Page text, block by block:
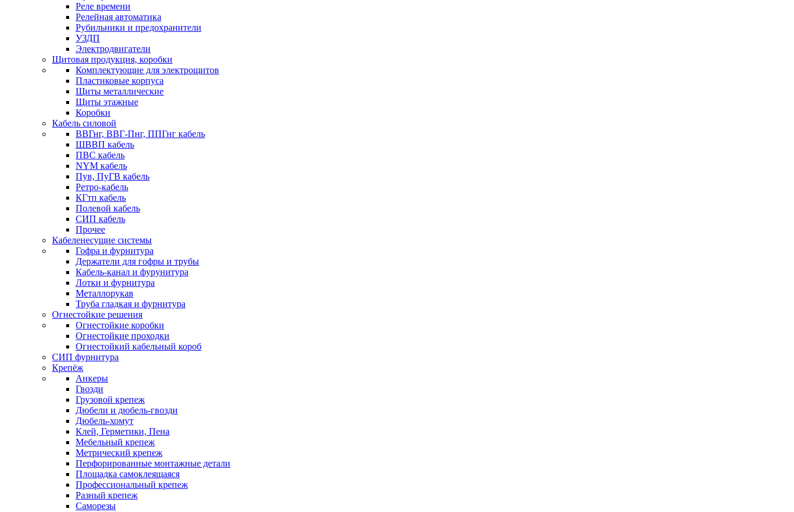
Реле времени
Релейная автоматика
Рубильники и предохранители
УЗДП
Электродвигатели
Щитовая продукция, коробки
Комплектующие для электрощитов
Пластиковые корпуса
Щиты металлические
Щиты этажные
Коробки
Кабель силовой
ВВГнг, ВВГ-Пнг, ППГнг кабель
ШВВП кабель
ПВС кабель
NYM кабель
Пув, ПуГВ кабель
Ретро-кабель
КГтп кабель
Полевой кабель
СИП кабель
Прочее
Кабеленесущие системы
Гофра и фурнитура
Держатели для гофры и трубы
Кабель-канал и фурунитура
Лотки и фурнитура
Металлорукав
Труба гладкая и фурнитура
Огнестойкие решения
Огнестойкие коробки
Огнестойкие проходки
Огнестойкий кабельный короб
СИП фурнитура
Крепёж
Анкеры
Гвозди
Грузовой крепеж
Дюбели и дюбель-гвозди
Дюбель-хомут
Клей, Герметики, Пена
Мебельный крепеж
Метрический крепеж
Перфорированные монтажные детали
Площадка самоклеящаяся
Профессиональный крепеж
Разный крепеж
Саморезы